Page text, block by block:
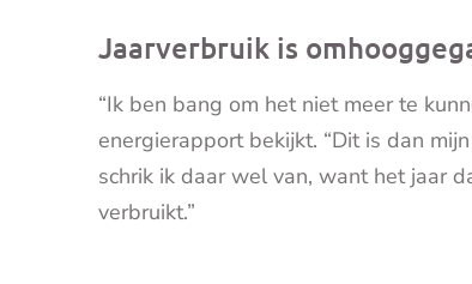
Jaarverbruik is
“Ik ben bang om het niet meer te
energierapport bekijkt. “Dit is dan
schrik ik daar wel van, want het jaar
verbruikt.”